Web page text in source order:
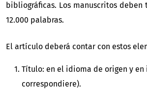
bibliográficas. Los manuscritos deben
12.000 palabras.
El artículo deberá contar con estos
Título: en el idioma de origen y en
correspondiere).